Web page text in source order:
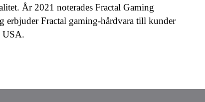
År 2021 noterades Fractal Gaming
Fractal gaming-hårdvara till kunder
USA.